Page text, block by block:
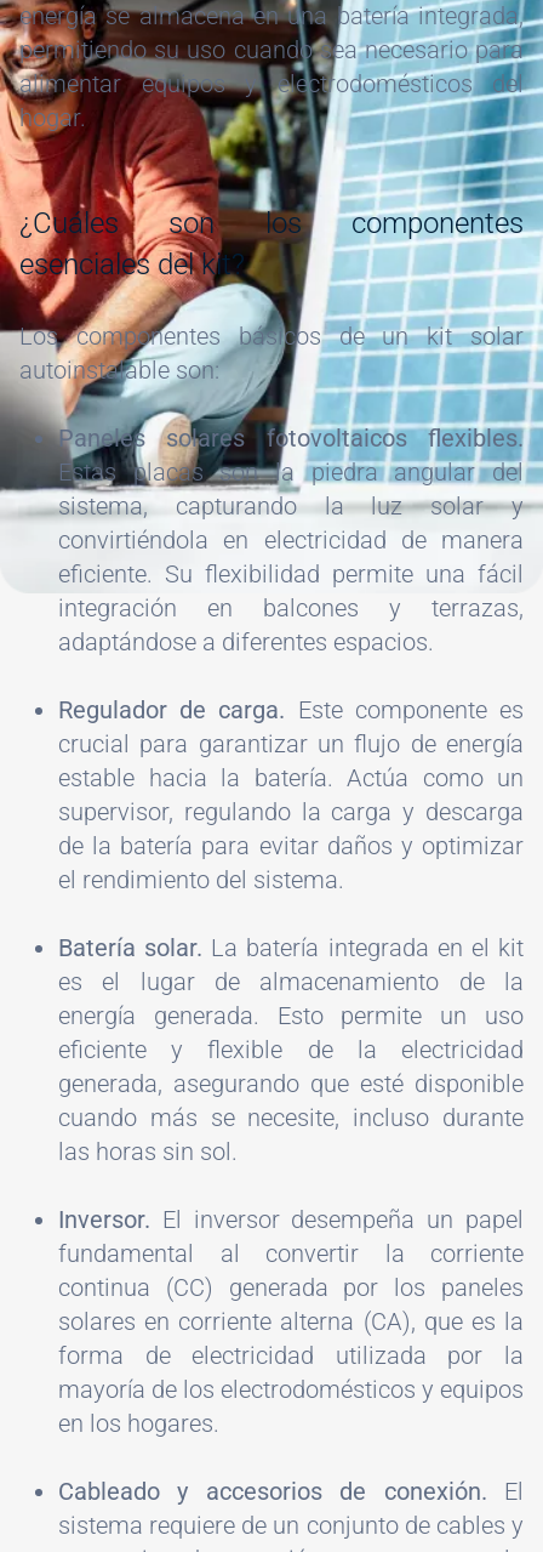
energía se almacena en una batería integrada,
permitiendo su uso cuando sea necesario para
alimentar equipos y electrodomésticos del
hogar.
¿Cuáles son los componentes
esenciales del kit?
Los componentes básicos de un kit solar
autoinstalable son:
Paneles solares fotovoltaicos flexibles.
Estas placas son la piedra angular del
sistema, capturando la luz solar y
convirtiéndola en electricidad de manera
eficiente. Su flexibilidad permite una fácil
integración en balcones y terrazas,
adaptándose a diferentes espacios.
Regulador de carga. Este componente es
crucial para garantizar un flujo de energía
estable hacia la batería. Actúa como un
supervisor, regulando la carga y descarga
de la batería para evitar daños y optimizar
el rendimiento del sistema.
Batería solar. La batería integrada en el kit
es el lugar de almacenamiento de la
energía generada. Esto permite un uso
eficiente y flexible de la electricidad
generada, asegurando que esté disponible
cuando más se necesite, incluso durante
las horas sin sol.
Inversor. El inversor desempeña un papel
fundamental al convertir la corriente
continua (CC) generada por los paneles
solares en corriente alterna (CA), que es la
forma de electricidad utilizada por la
mayoría de los electrodomésticos y equipos
en los hogares.
Cableado y accesorios de conexión. El
sistema requiere de un conjunto de cables y